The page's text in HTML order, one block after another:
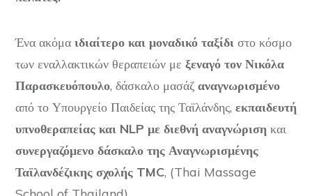
Ένα ακόμα ιδιαίτερο και μοναδικό ταξίδι στο κόσμο
των εναλλακτικών θεραπειών με ξεναγό τον Νικόλα
Παρασκευόπουλο, δάσκαλο μασάζ αναγνωρισμένο
από το Υπουργείο Παιδείας της Ταϊλάνδης, εκπαιδευτή
υπνοθεραπείας και NLP με διεθνή αναγνώριση και
συνεργαζόμενο δάσκαλο της Αναγνωρισμένης
Ταϊλανδέζικης σχολής TMC, (Thai Massage